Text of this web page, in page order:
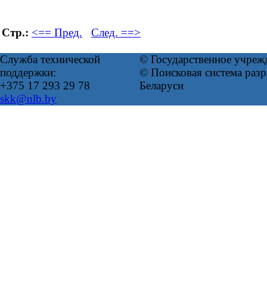
Стр.: <== Пред. След. ==>
Служба технической
поддержки:
+375 17 293 29 78
skk@nlb.by
© Государственное
© Поисковая система
Беларуси